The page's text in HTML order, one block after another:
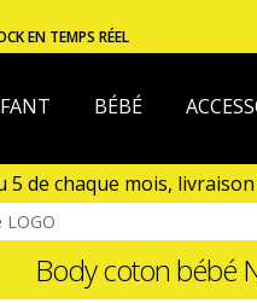
EN TEMPS RÉEL
BÉBÉ
de chaque mois, livraison
Body coton bébé